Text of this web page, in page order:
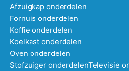
Afzuigkap onderdelen
Fornuis onderdelen
Koffie onderdelen
Koelkast onderdelen
Oven onderdelen
Stofzuiger onderdelenTelevisie